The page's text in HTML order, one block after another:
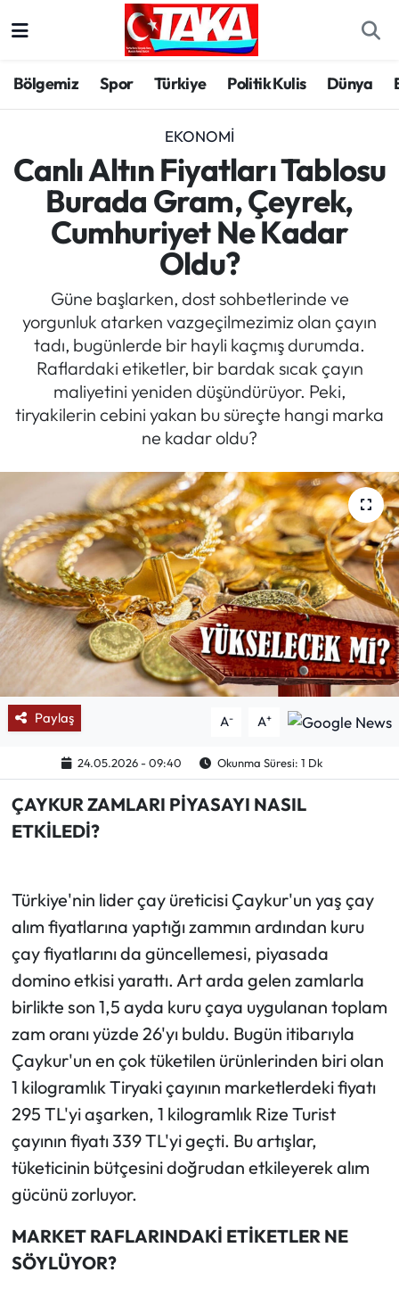
Bölgemiz Spor Türkiye Politik Kulis Dünya
EKONOMI
Canlı Altın Fiyatları Tablosu
Burada Gram, Çeyrek,
Cumhuriyet Ne Kadar
Oldu?
Güne başlarken, dost sohbetlerinde ve
yorgunluk atarken vazgeçilmezimiz olan çayın
tadı, bugünlerde bir hayli kaçmış durumda.
Raflardaki etiketler, bir bardak sıcak çayın
maliyetini yeniden düşündürüyor. Peki,
tiryakilerin cebini yakan bu süreçte hangi marka
ne kadar oldu?
Paylaş A- A+
24.05.2026 - 09:40 Okunma Süresi: 1 Dk
ÇAYKUR ZAMLARI PİYASAYI NASIL
ETKİLEDİ?
Türkiye'nin lider çay üreticisi Çaykur'un yaş çay
alım fiyatlarına yaptığı zammın ardından kuru
çay fiyatlarını da güncellemesi, piyasada
domino etkisi yarattı. Art arda gelen zamlarla
birlikte son 1,5 ayda kuru çaya uygulanan toplam
zam oranı yüzde 26'yı buldu. Bugün itibarıyla
Çaykur'un en çok tüketilen ürünlerinden biri olan
1 kilogramlık Tiryaki çayının marketlerdeki fiyatı
295 TL'yi aşarken, 1 kilogramlık Rize Turist
çayının fiyatı 339 TL'yi geçti. Bu artışlar,
tüketicinin bütçesini doğrudan etkileyerek alım
gücünü zorluyor.
MARKET RAFLARINDAKİ ETİKETLER NE
SÖYLÜYOR?
Spor
Türkiye
Kültür/Sanat
Politika
Politik Kulis
Dünya
Magazin
Mektup Galeri
Röportaj
Manşet
Köşe Yazıları
Karikatür Galeri
BIK
ASTROLOJİ
Mektup Galeri
Ekonomi
Turizm
Teknoloji
Trabzon Hava Durumu
Trabzon Trafik Yoğunluk Haritası
Süper Lig Puan Durumu ve Fikstür
Tüm Manşetler
Son Dakika Haberleri
Haber Arşivi